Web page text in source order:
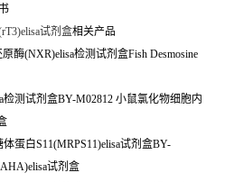
试剂盒相关产品
酶(NXR)elisa检测试剂盒Fish Desmosine
检测试剂盒BY-M02812 小鼠氯化物细胞内
蛋白S11(MRPS11)elisa试剂盒BY-
试剂盒